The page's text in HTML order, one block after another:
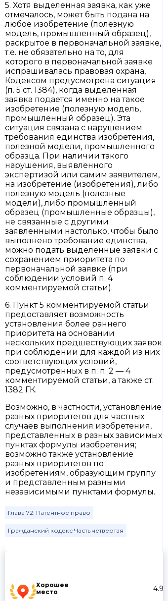
Хорошее
место
4.9
5. Хотя выделенная заявка, как уже
отмечалось, может быть подана на
любое изобретение (полезную
модель, промышленный образец),
раскрытое в первоначальной заявке,
т.е. не обязательно на то, для
которого в первоначальной заявке
испрашивалась правовая охрана,
Кодексом предусмотрена ситуация
(п. 5 ст. 1384), когда выделенная
заявка подается именно на такое
изобретение (полезную модель,
промышленный образец). Эта
ситуация связана с нарушением
требования единства изобретения,
полезной модели, промышленного
образца. При наличии такого
нарушения, выявленного
экспертизой или самим заявителем,
на изобретение (изобретения), либо
полезную модель (полезные
модели), либо промышленный
образец (промышленные образцы),
не связанные с другими
заявленными настолько, чтобы было
выполнено требование единства,
можно подать выделенные заявки с
сохранением приоритета по
первоначальной заявке (при
соблюдении условий п. 4
комментируемой статьи).
6. Пункт 5 комментируемой статьи
предоставляет возможность
установления более раннего
приоритета на основании
нескольких предшествующих заявок
при соблюдении для каждой из них
соответствующих условий,
предусмотренных в п. п. 2 — 4
комментируемой статьи, а также ст.
1382 ГК.
Возможно, в частности, установление
разных приоритетов для частных
случаев выполнения изобретения,
представленных в разных зависимых
пунктах формулы изобретения;
возможно также установление
разных приоритетов по
изобретениям, образующим группу
и представленным разными
независимыми пунктами формулы.
Глава 72. Патентное право
Гражданский кодекс Часть четвертая